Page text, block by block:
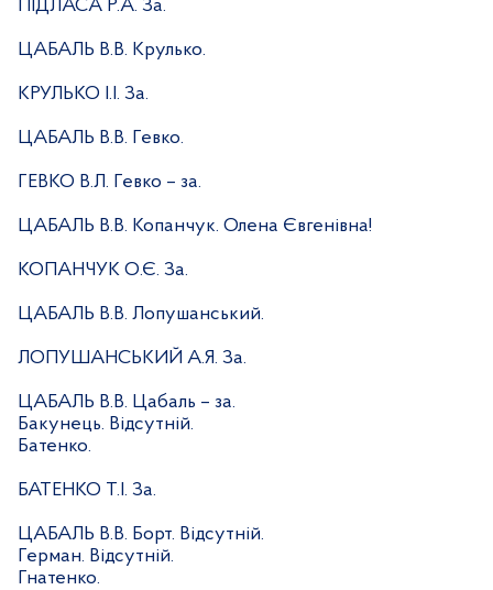
ПІДЛАСА Р.А. За.
ЦАБАЛЬ В.В. Крулько.
КРУЛЬКО І.І. За.
ЦАБАЛЬ В.В. Гевко.
ГЕВКО В.Л. Гевко – за.
ЦАБАЛЬ В.В. Копанчук. Олена Євгенівна!
КОПАНЧУК О.Є. За.
ЦАБАЛЬ В.В. Лопушанський.
ЛОПУШАНСЬКИЙ А.Я. За.
ЦАБАЛЬ В.В. Цабаль – за.
Бакунець. Відсутній.
Батенко.
БАТЕНКО Т.І. За.
ЦАБАЛЬ В.В. Борт. Відсутній.
Герман. Відсутній.
Гнатенко.